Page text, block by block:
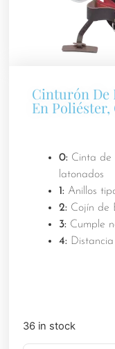
Cinturón De
En
0: Cinta de
latonados
1: Anillos
2: Cojín de
3: Cumple
4:
36 in stock